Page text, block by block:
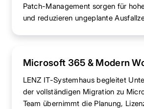
Patch-Management sorgen für
und reduzieren ungeplante
Microsoft 365 & Modern
LENZ IT-Systemhaus begleitet
der vollständigen Migration zu
Team übernimmt die Planung,